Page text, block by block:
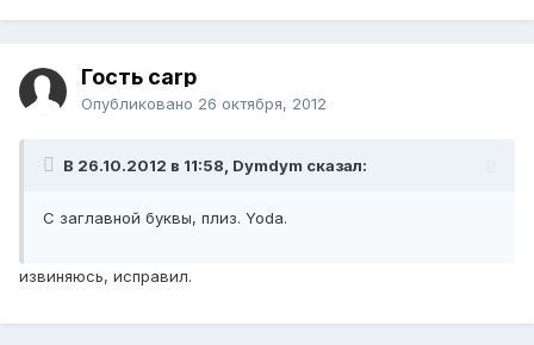
Гость carp
Опубликовано 26 октября, 2012
В 26.10.2012 в 11:58, Dymdym сказал:
С заглавной буквы, плиз. Yoda.
извиняюсь, исправил.